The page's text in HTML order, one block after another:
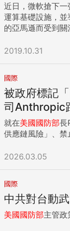
近日，微軟搶下
運算基礎設施，
的亞馬遜而受到關
2019.10.31
國際
被政府標記
司Anthropic
就在美國國防部長
供應鏈風險」、
2026.03.05
國際
中共對台動
美國國防部主管政